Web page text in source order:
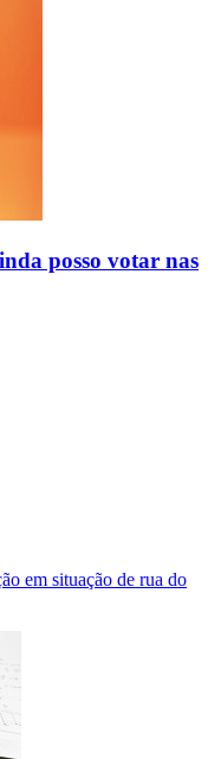
posso votar nas
em situação de rua do